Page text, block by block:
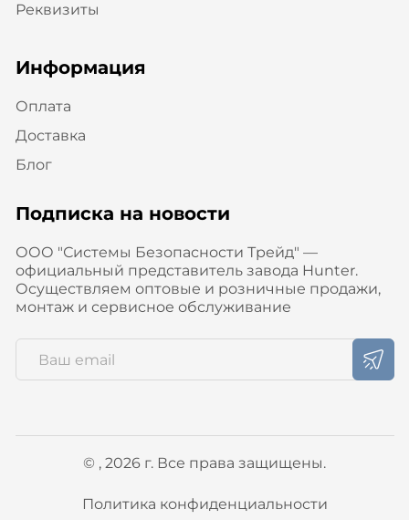
Реквизиты
Информация
Оплата
Доставка
Блог
Подписка на новости
ООО "Системы Безопасности Трейд" —
официальный представитель завода Hunter.
Осуществляем оптовые и розничные продажи,
монтаж и сервисное обслуживание
© , 2026 г. Все права защищены.
Политика конфиденциальности